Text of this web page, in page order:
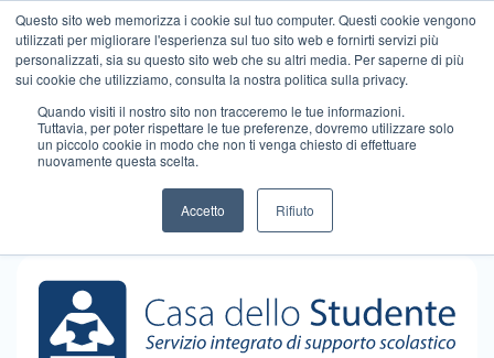
Questo sito web memorizza i cookie sul tuo computer. Questi cookie vengono
utilizzati per migliorare l'esperienza sul tuo sito web e fornirti servizi più
personalizzati, sia su questo sito web che su altri media. Per saperne di più
sui cookie che utilizziamo, consulta la nostra politica sulla privacy.
Quando visiti il ​​nostro sito non tracceremo le tue informazioni.
Tuttavia, per poter rispettare le tue preferenze, dovremo utilizzare solo
un piccolo cookie in modo che non ti venga chiesto di effettuare
nuovamente questa scelta.
Accetto Rifiuto